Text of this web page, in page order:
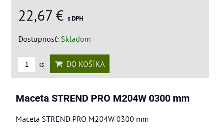
22,67 € s DPH
Dostupnosť: Skladom
ks DO KOŠÍKA
Maceta STREND PRO M204W 0300 mm
Maceta STREND PRO M204W 0300 mm